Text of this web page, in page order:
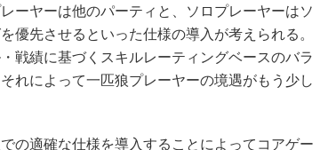
ーヤーは他のパーティと、ソロプレーヤーはソ
優先させるといった仕様の導入が考えられる。
戦績に基づくスキルレーティングベースのバラ
れによって一匹狼プレーヤーの境遇がもう少し
の適確な仕様を導入することによってコアゲー